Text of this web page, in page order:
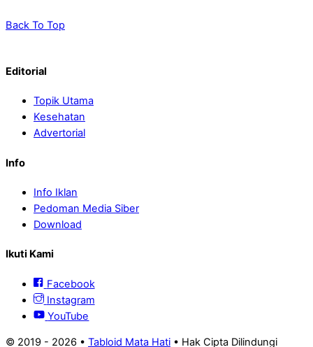
Back To Top
Editorial
Topik Utama
Kesehatan
Advertorial
Info
Info Iklan
Pedoman Media Siber
Download
Ikuti Kami
Facebook
Instagram
YouTube
© 2019 - 2026 • Tabloid Mata Hati • Hak Cipta Dilindungi